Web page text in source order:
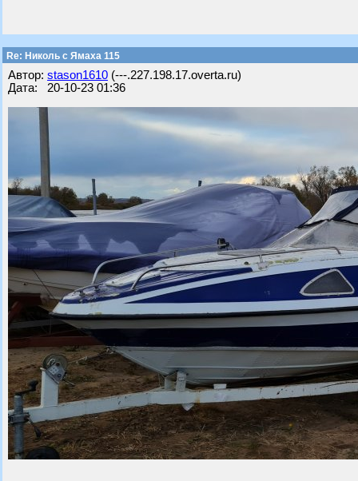
Re: Николь с Ямаха 115
Автор: stason1610 (---.227.198.17.overta.ru)
Дата: 20-10-23 01:36